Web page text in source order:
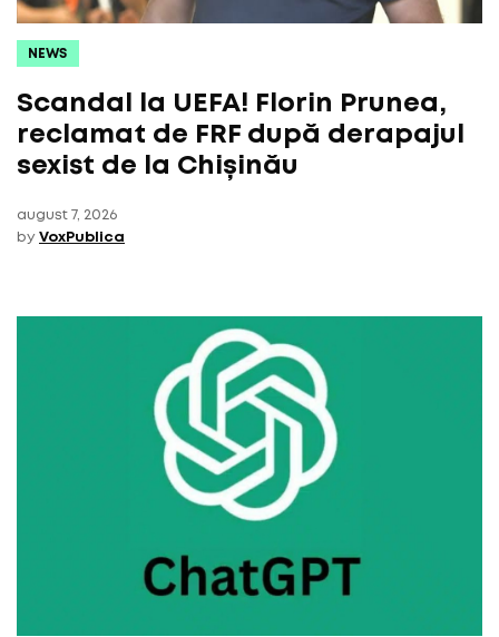
NEWS
Scandal la UEFA! Florin Prunea,
reclamat de FRF după derapajul
sexist de la Chișinău
august 7, 2026
by VoxPublica